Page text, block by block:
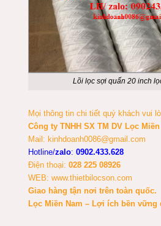
Lõi lọc sợi quấn 20 inch
Mọi thông tin chi tiết quý khách vui
Công ty TNHH SX TM DV Lọc Miền
Mail: kinhdoanh0086@gmail.com
Hotline/zalo: 0902.433.628
Điện thoại: 028 225 08926
WEB: www.thietbilocson.com
Giao hàng tận nơi trên toàn quốc.
Lọc Miền Nam – Lợi ích bền vững